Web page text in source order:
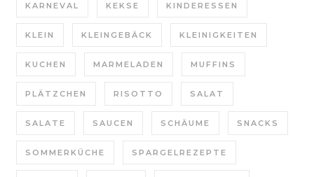
KARNEVAL KEKSE KINDERESSEN
KLEIN KLEINGEBÄCK KLEINIGKEITEN
KUCHEN MARMELADEN MUFFINS
PLÄTZCHEN RISOTTO SALAT
SALATE SAUCEN SCHÄUME SNACKS
SOMMERKÜCHE SPARGELREZEPTE